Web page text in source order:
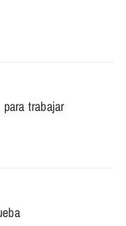
trabajar